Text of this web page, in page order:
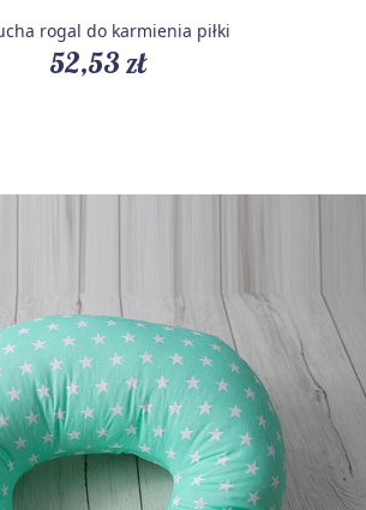
rogal do karmienia piłki
52,53 zł